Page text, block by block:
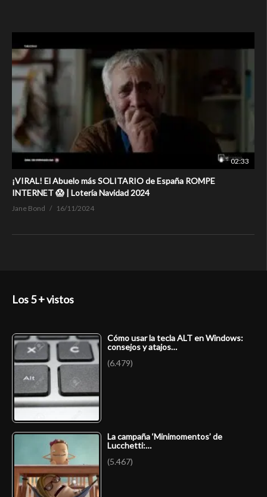
02:33
¡VIRAL! El Abuelo más SOLITARIO de España ROMPE
INTERNET 😱 | Lotería Navidad 2024
Jane Bond 16/11/2024
Los 5 + vistos
Cómo usar la tecla ALT en Windows:
consejos y atajos…
(6.479)
La campaña ‘Minimomentos’ de
Lucchetti:…
(5.467)